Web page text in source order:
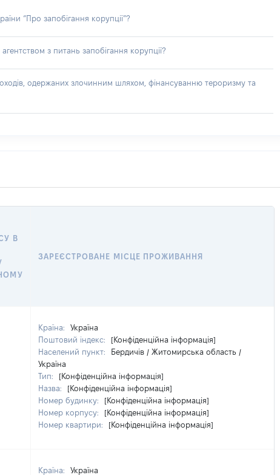
“Про запобігання корупції”?
з питань запобігання корупції?
одержаних злочинним шляхом, фінансуванню тероризму та
В
ЗАРЕЄСТРОВАНЕ МІСЦЕ ПРОЖИВАННЯ
Країна:
Україна
Поштовий індекс:
[Конфіденційна інформація]
Населений пункт:
Бердичів / Житомирська область /
Україна
Тип:
[Конфіденційна інформація]
Назва:
[Конфіденційна інформація]
Номер будинку:
[Конфіденційна інформація]
Номер корпусу:
[Конфіденційна інформація]
Номер квартири:
[Конфіденційна інформація]
Країна:
Україна